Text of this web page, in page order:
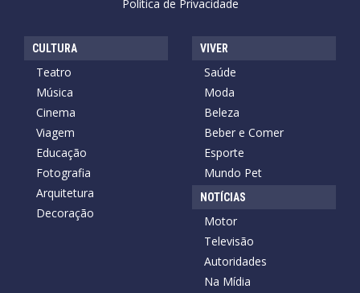
Política de Privacidade
CULTURA
Teatro
Música
Cinema
Viagem
Educação
Fotografia
Arquitetura
Decoração
VIVER
Saúde
Moda
Beleza
Beber e Comer
Esporte
Mundo Pet
NOTÍCIAS
Motor
Televisão
Autoridades
Na Mídia